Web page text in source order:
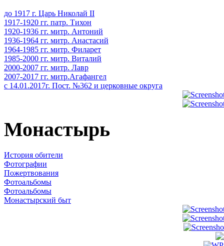
до 1917 г. Царь Николай II
1917-1920 гг. патр. Тихон
1920-1936 гг. митр. Антоний
1936-1964 гг. митр. Анастасий
1964-1985 гг. митр. Филарет
1985-2000 гг. митр. Виталий
2000-2007 гг. митр. Лавр
2007-2017 гг. митр.Агафангел
с 14.01.2017г. Пост. №362 и церковные округа
Монастырь
История обители
Фотографии
Пожертвования
Фотоальбомы
Фотоальбомы
Монастырский быт